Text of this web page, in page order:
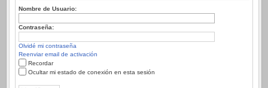
Nombre de Usuario:
Contraseña:
Olvidé mi contraseña
Reenviar email de activación
Recordar
Ocultar mi estado de conexión en esta sesión